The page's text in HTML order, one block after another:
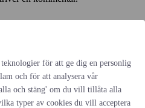
för att ge dig en personlig
och för att analysera vår
och stäng' om du vill tillåta alla
typer av cookies du vill acceptera